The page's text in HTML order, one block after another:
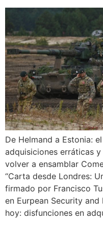
De Helmand a Estonia:
adquisiciones erráticas
volver a ensamblar
“Carta desde Londres:
firmado por Francisco
en Eurpean Security
hoy: disfunciones en